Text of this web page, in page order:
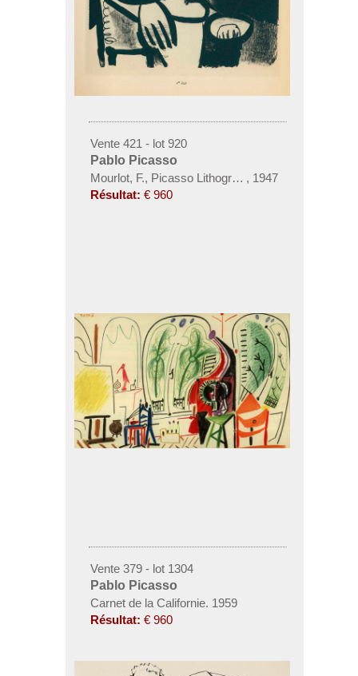
Vente 421 - lot 920
Pablo Picasso
Mourlot, F., Picasso Lithographe. 2 Bde. Bd. II
, 1947
Résultat: € 960
Vente 379 - lot 1304
Pablo Picasso
Carnet de la Californie. 1959
Résultat: € 960